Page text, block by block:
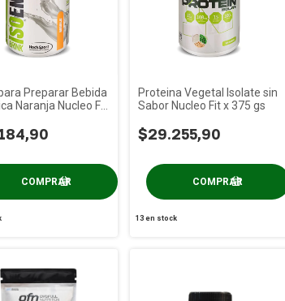
Preparar Bebida
Naranja Nucleo Fit
Proteina Vegetal Isolate sin
Sabor Nucleo Fit x 375 gs
$29.255,90
13en stock